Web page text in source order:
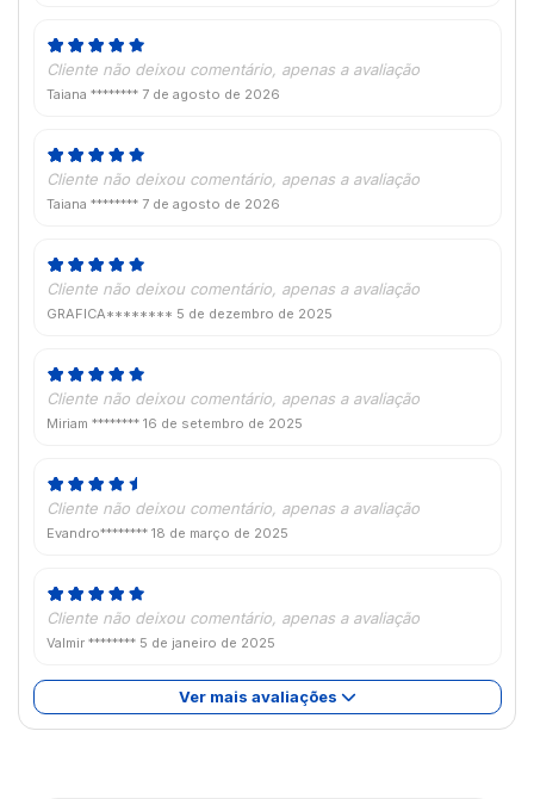
Cliente não deixou comentário, apenas a avaliação
Taiana ******** 7 de agosto de 2026
Cliente não deixou comentário, apenas a avaliação
Taiana ******** 7 de agosto de 2026
Cliente não deixou comentário, apenas a avaliação
GRAFICA******** 5 de dezembro de 2025
Cliente não deixou comentário, apenas a avaliação
Miriam ******** 16 de setembro de 2025
Cliente não deixou comentário, apenas a avaliação
Evandro******** 18 de março de 2025
Cliente não deixou comentário, apenas a avaliação
Valmir ******** 5 de janeiro de 2025
Ver mais avaliações